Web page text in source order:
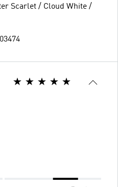
Scarlet / Cloud White /